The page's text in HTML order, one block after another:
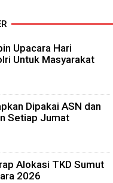
Upacara Hari
Untuk Masyarakat
Dipakai ASN dan
Setiap Jumat
Alokasi TKD Sumut
2026